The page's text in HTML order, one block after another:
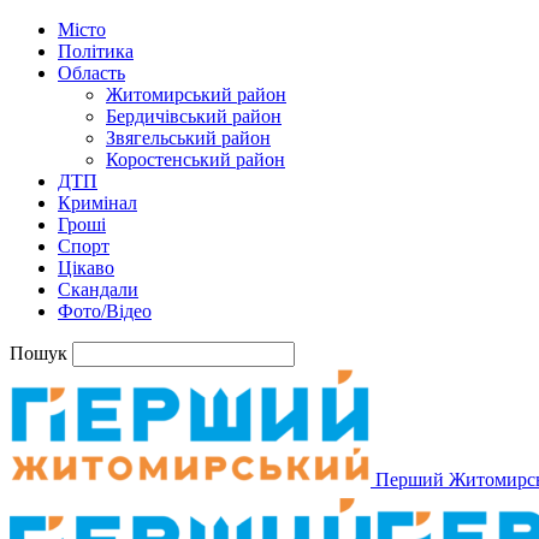
Місто
Політика
Область
Житомирський район
Бердичівський район
Звягельський район
Коростенський район
ДТП
Кримінал
Гроші
Спорт
Цікаво
Скандали
Фото/Відео
Пошук
Перший